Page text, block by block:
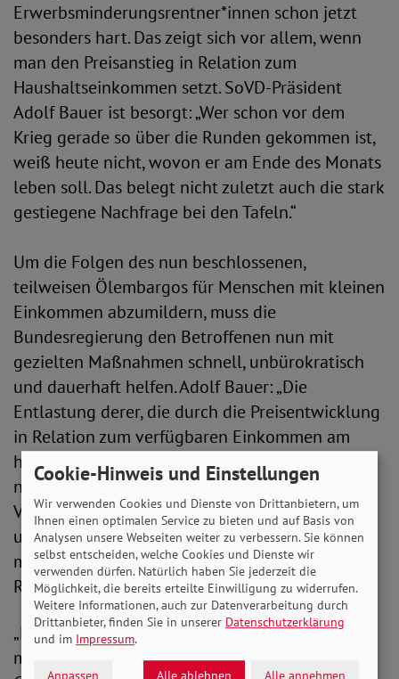
Erwerbsminderungsrentner*innen schon jetzt
besonders hart. Das zeigt sich vor allem, wenn
man den Preisanstieg in Relation zum
Haushaltseinkommen setzt. SoVD-Präsident
Adolf Bauer ist besorgt: „Wer schon vor dem
Krieg gerade so über die Runden gekommen ist,
weiß heute nicht, wovon er am Ende des Monats
leben soll. Das belegt nicht zuletzt auch die stark
gestiegene Nachfrage bei den Tafeln.“
Um die Folgen des nun beschlossenen,
teilweisen Ölembargos für Menschen mit kleinen
Einkommen abzumildern, muss die
Bundesregierung den Betroffenen nun mit
gezielten Maßnahmen schnell, unbürokratisch
und dauerhaft helfen. Adolf Bauer: „Die
Entlastung derer, die durch die Preisentwicklung
in Relation zum verfügbaren Einkommen am
höchsten belastet sind, muss zielgerichtet und
nachhaltig sein.“ Der SoVD begrüßt daher die
Vorschläge für eine Erhöhung der Regelsätze
und ein soziales Klimageld, das alle kleinen und
mittleren Einkommen erreicht - also auch
Rentner*innen und Arbeitslose.
„Bis dahin brauchen wir einen sofortigen
monatlichen Zuschlag von 100 Euro für alle
Cookie-Hinweis und Einstellungen
Wir verwenden Cookies und Dienste von Drittanbietern, um
Ihnen einen optimalen Service zu bieten und auf Basis von
Analysen unsere Webseiten weiter zu verbessern. Sie können
selbst entscheiden, welche Cookies und Dienste wir
verwenden dürfen. Natürlich haben Sie jederzeit die
Möglichkeit, die bereits erteilte Einwilligung zu widerrufen.
Weitere Informationen, auch zur Datenverarbeitung durch
Drittanbieter, finden Sie in unserer Datenschutzerklärung
und im Impressum.
Anpassen Alle ablehnen Alle annehmen